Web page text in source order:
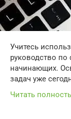
Учитесь
руководство
начинающих.
задач уже
Читать